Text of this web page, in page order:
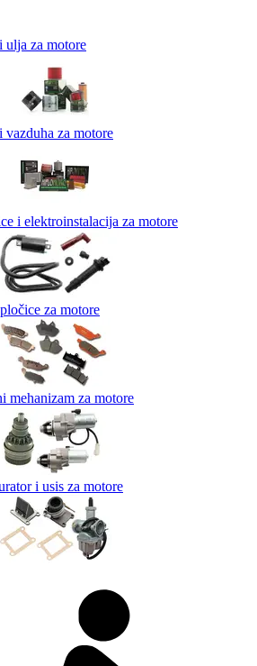
ulja za motore
vazduha za motore
i elektroinstalacija za motore
za motore
mehanizam za motore
i usis za motore